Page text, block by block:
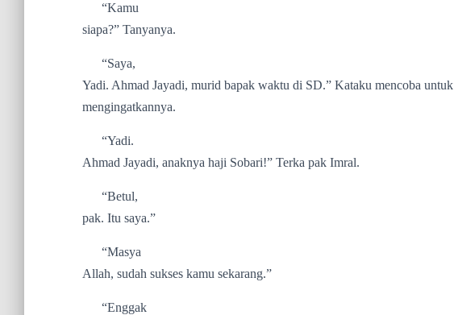
“Kamu
siapa?” Tanyanya.
“Saya,
Yadi. Ahmad Jayadi, murid bapak waktu di SD.” Kataku mencoba untuk
mengingatkannya.
“Yadi.
Ahmad Jayadi, anaknya haji Sobari!” Terka pak Imral.
“Betul,
pak. Itu saya.”
“Masya
Allah, sudah sukses kamu sekarang.”
“Enggak